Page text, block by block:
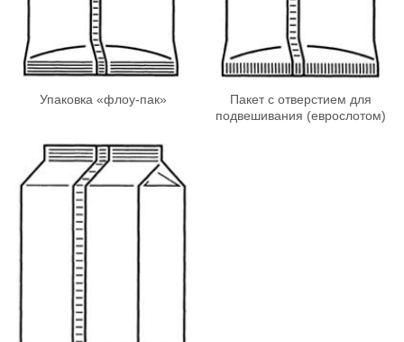
Упаковка «флоу-пак»
Пакет с отверстием для
подвешивания (еврослотом)